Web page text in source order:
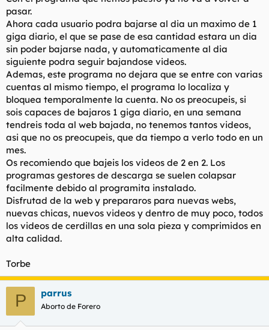
pasar.
Ahora cada usuario podra bajarse al dia un maximo de 1
giga diario, el que se pase de esa cantidad estara un dia
sin poder bajarse nada, y automaticamente al dia
siguiente podra seguir bajandose videos.
Ademas, este programa no dejara que se entre con varias
cuentas al mismo tiempo, el programa lo localiza y
bloquea temporalmente la cuenta. No os preocupeis, si
sois capaces de bajaros 1 giga diario, en una semana
tendreis toda al web bajada, no tenemos tantos videos,
asi que no os preocupeis, que da tiempo a verlo todo en un
mes.
Os recomiendo que bajeis los videos de 2 en 2. Los
programas gestores de descarga se suelen colapsar
facilmente debido al programita instalado.
Disfrutad de la web y prepararos para nuevas webs,
nuevas chicas, nuevos videos y dentro de muy poco, todos
los videos de cerdillas en una sola pieza y comprimidos en
alta calidad.
Torbe
P parrus
Aborto de Forero